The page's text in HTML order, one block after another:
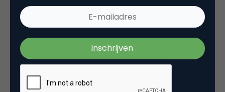
Bjorn Franke
Gefeliciteerd. Je eigen Ongevraagd
Adviesbureau is voor velen een ambitie
(waarbij er ook naar je geluisterd wordt) 🙂